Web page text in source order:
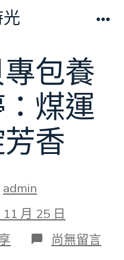
包養
煤運
香
admin
月 25 日
在
〈甜
尚無留言